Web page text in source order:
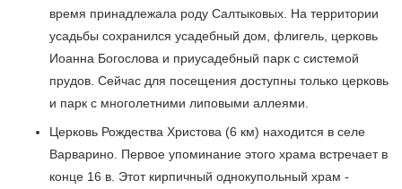
время принадлежала роду Салтыковых. На территории
усадьбы сохранился усадебный дом, флигель, церковь
Иоанна Богослова и приусадебный парк с системой
прудов. Сейчас для посещения доступны только церковь
и парк с многолетними липовыми аллеями.
Церковь Рождества Христова (6 км) находится в селе
Варварино. Первое упоминание этого храма встречает в
конце 16 в. Этот кирпичный однокупольный храм -